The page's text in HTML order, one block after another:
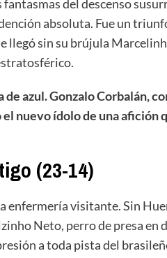
del descenso
absoluta. Fue un
llegó sin su brújula
azul. Gonzalo Corbalán,
nuevo ídolo de una afición
(23-14)
enfermería visitante. Sin
Neto, perro de presa en
a toda pista del